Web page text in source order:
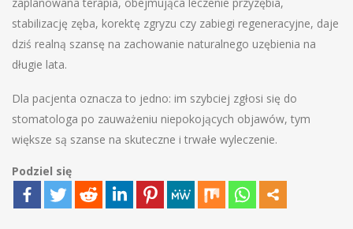
stabilizację zęba, korektę zgryzu czy zabiegi regeneracyjne, daje
dziś realną szansę na zachowanie naturalnego uzębienia na
długie lata.
Dla pacjenta oznacza to jedno: im szybciej zgłosi się do
stomatologa po zauważeniu niepokojących objawów, tym
większe są szanse na skuteczne i trwałe wyleczenie.
Podziel się